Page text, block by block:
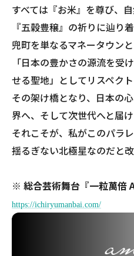
すべては『お米』を尊び、
『五穀豊穣』の祈りに辿り着
兜町を単なるマネータウン
「日本の豊かさの源流を受
せる聖地」としてリスペクト
その架け橋となり、日本の
界へ、そして次世代へと届け
それこそが、私がこのパラ
揺るぎない北極星なのだと改
※ 総合芸術舞台『一粒萬倍 A
https://ichiryumanbai.com/